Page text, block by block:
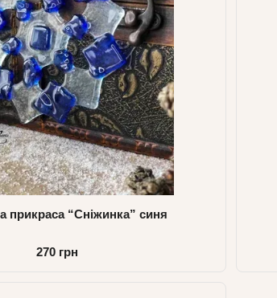
прикраса “Сніжинка” синя
270 грн